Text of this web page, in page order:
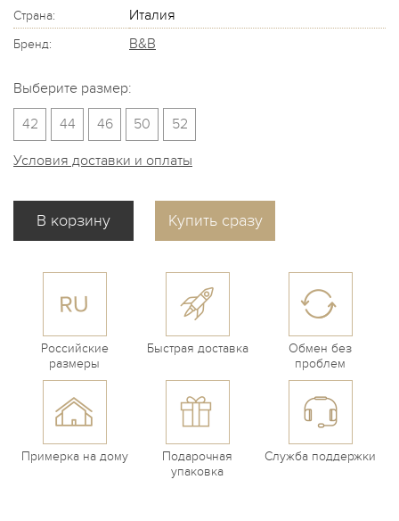
Страна: Италия
Бренд: B&B
Выберите размер:
42
44 46 50 52
Условия доставки и оплаты
Купить сразу
Российские
размеры
Быстрая доставка
Обмен без
проблем
Примерка на дому
Подарочная
упаковка
Служба поддержки